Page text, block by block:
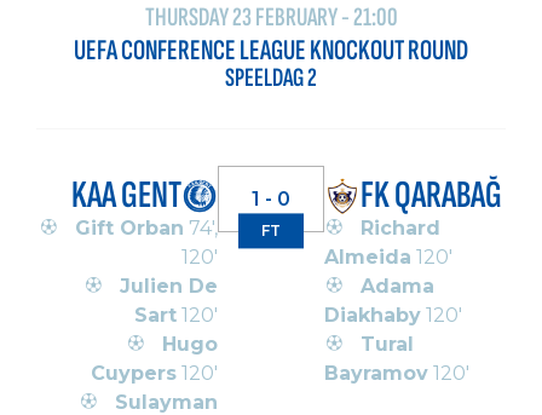
THURSDAY 23 FEBRUARY - 21:00
UEFA CONFERENCE LEAGUE KNOCKOUT ROUND
SPEELDAG 2
KAA GENT
Gift Orban 74',
120'
Julien De
Sart 120'
Hugo
Cuypers 120'
Sulayman
1 - 0
FT
FK QARABAĞ
Richard
Almeida 120'
Adama
Diakhaby 120'
Tural
Bayramov 120'